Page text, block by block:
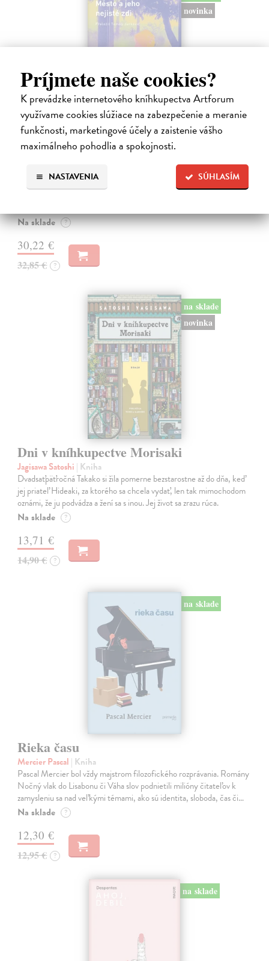
Príjmete naše cookies?
K prevádzke internetového kníhkupectva Artforum
využívame cookies slúžiace na zabezpečenie a meranie
funkčnosti, marketingové účely a zaistenie vášho
maximálneho pohodlia a spokojnosti.
SÚHLASÍM
NASTAVENIA
novinka
Město a jeho nejisté zdi
Ty jsi to byla, kdo mi vyprávěl o tom městě. Město a jeho nejisté zdi –
dlouho očekávaný román Harukiho Murakamiho volně navazuje na
Na sklade ?
30,22 €
32,85 € ?
na sklade
novinka
Dni v kníhkupectve Morisaki
Jagisawa Satoshi | Kniha
Dvadsaťpäťročná Takako si žila pomerne bezstarostne až do dňa, keď
jej priateľ Hideaki, za ktorého sa chcela vydať, len tak mimochodom
oznámi, že ju podvádza a žení sa s inou. Jej život sa zrazu rúca.
Na sklade ?
13,71 €
14,90 € ?
na sklade
Rieka času
Mercier Pascal | Kniha
Pascal Mercier bol vždy majstrom filozofického rozprávania. Romány
Nočný vlak do Lisabonu či Váha slov podnietili milióny čitateľov k
zamysleniu sa nad veľkými témami, ako sú identita, sloboda, čas či…
Na sklade ?
12,30 €
12,95 € ?
na sklade